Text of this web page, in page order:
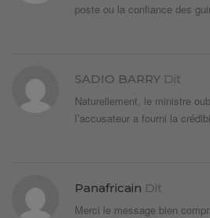
poste ou la confiance des
SADIO BARRY Dit
Naturellement, le ministre
l’accusateur a fourni la
Panafricain Dit
Merci le message bien